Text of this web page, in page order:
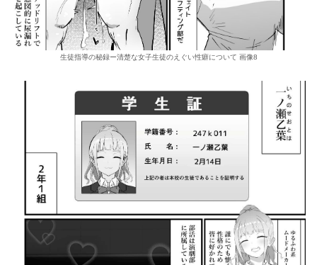
生徒指導の秘録ー清楚な女子生徒のえぐい性癖について 画像8